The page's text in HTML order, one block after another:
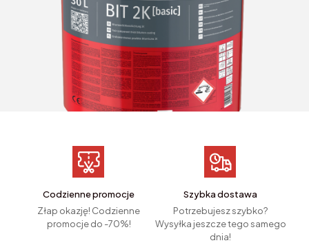
Codzienne promocje
Złap okazję! Codzienne
promocje do -70%!
Szybka dostawa
Potrzebujesz szybko?
Wysyłka jeszcze tego samego
dnia!